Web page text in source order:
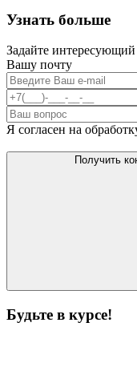
Узнать больше
Задайте
Вашу почту
Я согласен на
Получить
Будьте в курсе!